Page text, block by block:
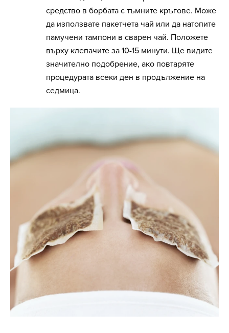
средство в борбата с тъмните кръгове. Може
да използвате пакетчета чай или да натопите
памучени тампони в сварен чай. Положете
върху клепачите за 10-15 минути. Ще видите
значително подобрение, ако повтаряте
процедурата всеки ден в продължение на
седмица.